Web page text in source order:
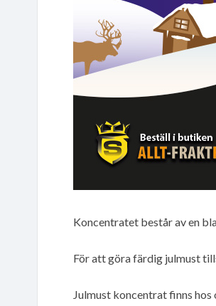
Koncentratet består av en
För att göra färdig julmust
Julmust koncentrat finns